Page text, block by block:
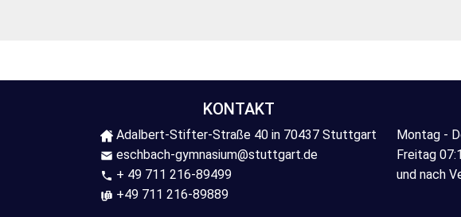
KONTAKT
Adalbert-Stifter-Straße 40 in 70437 Stuttgart
eschbach-gymnasium@stuttgart.de
+ 49 711 216-89499
+49 711 216-89889
Montag -
Freitag
und nach